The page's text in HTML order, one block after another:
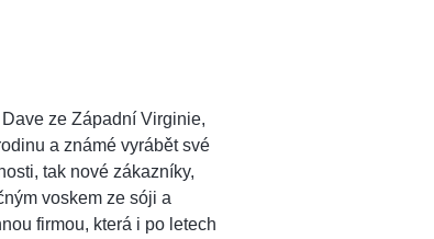
ze Západní Virginie,
a známé vyrábět své
tak nové zákazníky,
voskem ze sóji a
firmou, která i po letech